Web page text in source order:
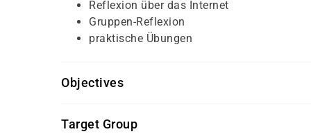
Reflexion über das Internet
Gruppen-Reflexion
praktische Übungen
Objectives
Target Group